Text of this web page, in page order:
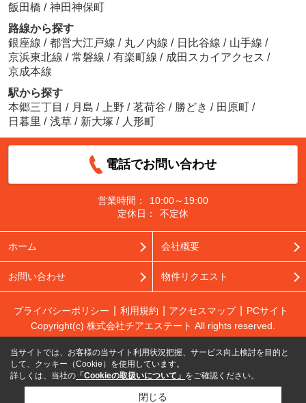
飯田橋 / 神田神保町
路線から探す
銀座線 / 都営大江戸線 / 丸ノ内線 / 日比谷線 / 山手線 /
京浜東北線 / 常磐線 / 有楽町線 / 成田スカイアクセス /
京成本線
駅から探す
本郷三丁目 / 月島 / 上野 / 茗荷谷 / 勝どき / 田原町 /
日暮里 / 浅草 / 新大塚 / 人形町
電話でお問い合わせ
営業時間：
10:00～19:00
定休日：
不定休
ホーム 会社概要
お問い合わせ 物件リクエスト
プライバシーポリシー 利用規約 アクセスマップ
PCサイト
Copyright(c) 株式会社チアエステート All rights reserved.
当サイトでは、お客様の当サイト利用状況把握、サービス向上検討を目的と
して、クッキー（Cookie）を使用しています。
詳しくは、当社の 「Cookieの取扱いについて」 をご確認ください。
閉じる